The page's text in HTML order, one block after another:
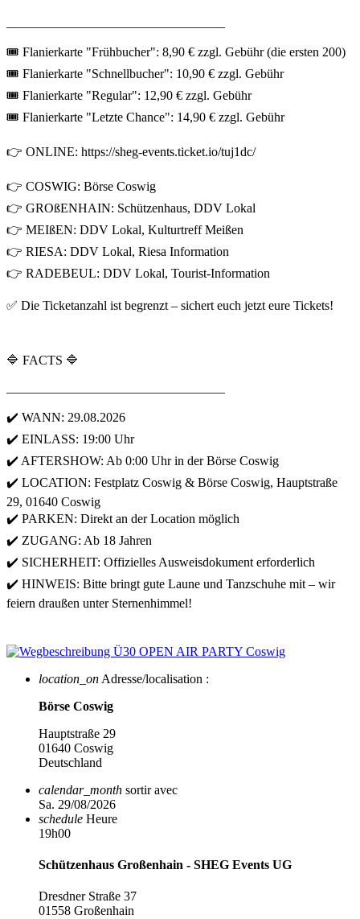
🎟 Flanierkarte "Frühbucher": 8,90 € zzgl. Gebühr (die ersten 200)
🎟 Flanierkarte "Schnellbucher": 10,90 € zzgl. Gebühr
🎟 Flanierkarte "Regular": 12,90 € zzgl. Gebühr
🎟 Flanierkarte "Letzte Chance": 14,90 € zzgl. Gebühr
👉 ONLINE: https://sheg-events.ticket.io/tuj1dc/
👉 COSWIG: Börse Coswig
👉 GROßENHAIN: Schützenhaus, DDV Lokal
👉 MEIßEN: DDV Lokal, Kulturtreff Meißen
👉 RIESA: DDV Lokal, Riesa Information
👉 RADEBEUL: DDV Lokal, Tourist-Information
✅ Die Ticketanzahl ist begrenzt – sichert euch jetzt eure Tickets!
🔷 FACTS 🔷
✔️ WANN: 29.08.2026
✔️ EINLASS: 19:00 Uhr
✔️ AFTERSHOW: Ab 0:00 Uhr in der Börse Coswig
✔️ LOCATION: Festplatz Coswig & Börse Coswig, Hauptstraße
29, 01640 Coswig
✔️ PARKEN: Direkt an der Location möglich
✔️ ZUGANG: Ab 18 Jahren
✔️ SICHERHEIT: Offizielles Ausweisdokument erforderlich
✔️ HINWEIS: Bitte bringt gute Laune und Tanzschuhe mit – wir
feiern draußen unter Sternenhimmel!
location_on Adresse/localisation :
Börse Coswig
Hauptstraße 29
01640 Coswig
Deutschland
calendar_month sortir avec
Sa. 29/08/2026
schedule Heure
19h00
Schützenhaus Großenhain - SHEG Events UG
Dresdner Straße 37
01558 Großenhain